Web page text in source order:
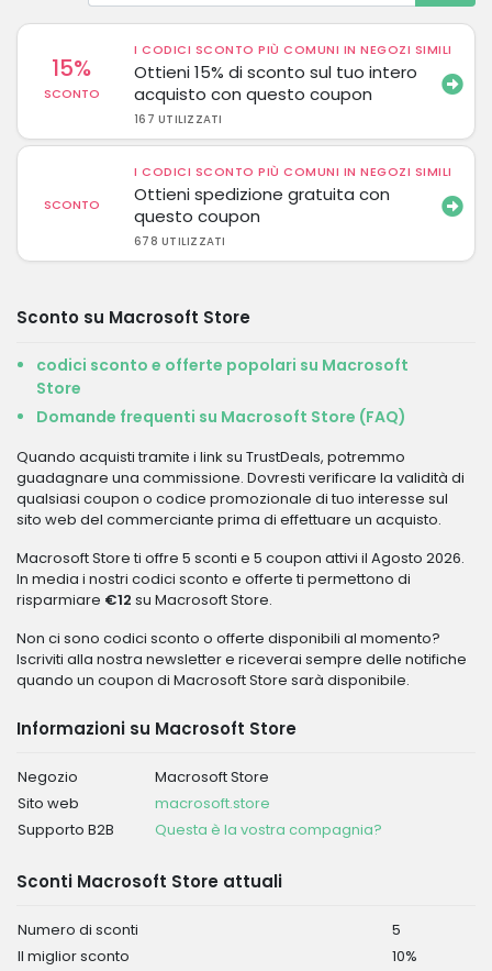
15%
SCONTO
I CODICI SCONTO PIÙ COMUNI IN NEGOZI SIMILI
Ottieni 15% di sconto sul tuo intero
acquisto con questo coupon
167 UTILIZZATI
SCONTO
I CODICI SCONTO PIÙ COMUNI IN NEGOZI SIMILI
Ottieni spedizione gratuita con
questo coupon
678 UTILIZZATI
Sconto su Macrosoft Store
codici sconto e offerte popolari su Macrosoft
Store
Domande frequenti su Macrosoft Store (FAQ)
Quando acquisti tramite i link su TrustDeals, potremmo
guadagnare una commissione. Dovresti verificare la validità di
qualsiasi coupon o codice promozionale di tuo interesse sul
sito web del commerciante prima di effettuare un acquisto.
Macrosoft Store ti offre 5 sconti e 5 coupon attivi il Agosto 2026.
In media i nostri codici sconto e offerte ti permettono di
risparmiare €12 su Macrosoft Store.
Non ci sono codici sconto o offerte disponibili al momento?
Iscriviti alla nostra newsletter e riceverai sempre delle notifiche
quando un coupon di Macrosoft Store sarà disponibile.
Informazioni su Macrosoft Store
Negozio
Macrosoft Store
Sito web
macrosoft.store
Supporto B2B
Questa è la vostra compagnia?
Sconti Macrosoft Store attuali
Numero di sconti
5
Il miglior sconto
10%